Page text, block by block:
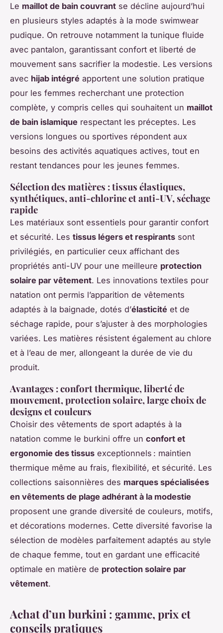
Le maillot de bain couvrant se décline aujourd’hui
en plusieurs styles adaptés à la mode swimwear
pudique. On retrouve notamment la tunique fluide
avec pantalon, garantissant confort et liberté de
mouvement sans sacrifier la modestie. Les versions
avec hijab intégré apportent une solution pratique
pour les femmes recherchant une protection
complète, y compris celles qui souhaitent un maillot
de bain islamique respectant les préceptes. Les
versions longues ou sportives répondent aux
besoins des activités aquatiques actives, tout en
restant tendances pour les jeunes femmes.
Sélection des matières : tissus élastiques,
synthétiques, anti-chlorine et anti-UV, séchage
rapide
Les matériaux sont essentiels pour garantir confort
et sécurité. Les tissus légers et respirants sont
privilégiés, en particulier ceux affichant des
propriétés anti-UV pour une meilleure protection
solaire par vêtement. Les innovations textiles pour
natation ont permis l’apparition de vêtements
adaptés à la baignade, dotés d’élasticité et de
séchage rapide, pour s’ajuster à des morphologies
variées. Les matières résistent également au chlore
et à l’eau de mer, allongeant la durée de vie du
produit.
Avantages : confort thermique, liberté de
mouvement, protection solaire, large choix de
designs et couleurs
Choisir des vêtements de sport adaptés à la
natation comme le burkini offre un confort et
ergonomie des tissus exceptionnels : maintien
thermique même au frais, flexibilité, et sécurité. Les
collections saisonnières des marques spécialisées
en vêtements de plage adhérant à la modestie
proposent une grande diversité de couleurs, motifs,
et décorations modernes. Cette diversité favorise la
sélection de modèles parfaitement adaptés au style
de chaque femme, tout en gardant une efficacité
optimale en matière de protection solaire par
vêtement.
Achat d’un burkini : gamme, prix et
conseils pratiques